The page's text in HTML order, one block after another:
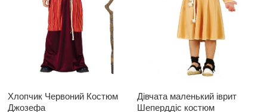
Хлопчик Червоний Костюм
Джозефа
Дівчата маленький іврит
Шеперддіс костюм